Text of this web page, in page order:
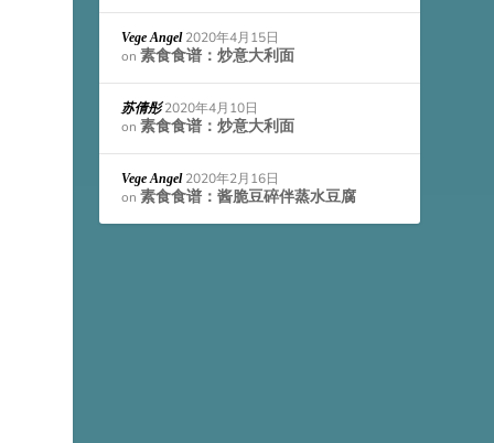
Vege Angel 2020年4月15日
on素食食谱：炒意大利面
苏倩彤 2020年4月10日
on素食食谱：炒意大利面
Vege Angel 2020年2月16日
on素食食谱：酱脆豆碎伴蒸水豆腐